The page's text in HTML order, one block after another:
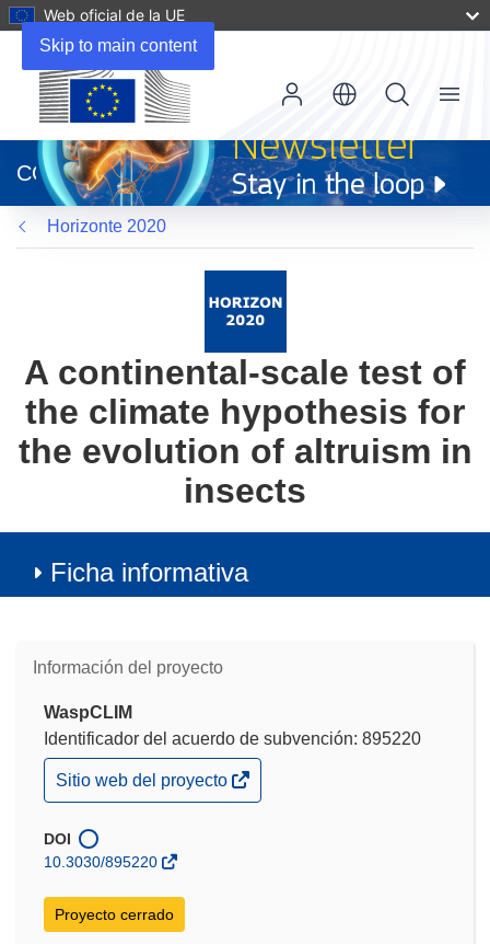
Skip to main content
Web oficial de la UE
abrirá
en
una
nueva
ventana)
CORDIS
Menu
Horizonte 2020
A continental-scale test of
the climate hypothesis for
the evolution of altruism in
insects
Ficha informativa
Información del proyecto
WaspCLIM
Identificador del acuerdo de subvención: 895220
(se
abrirá
una
nueva
Sitio web del proyecto
DOI
10.3030/895220
Proyecto cerrado